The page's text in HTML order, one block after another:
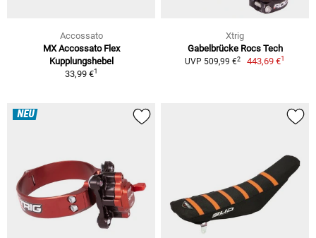
Accossato
MX Accossato Flex
Kupplungshebel
33,99 €1
Xtrig
Gabelbrücke Rocs Tech
UVP 509,99 €2 443,69 €1
NEU